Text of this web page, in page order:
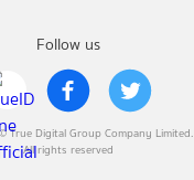
Follow us
True Digital Group Company Limited.
All rights reserved